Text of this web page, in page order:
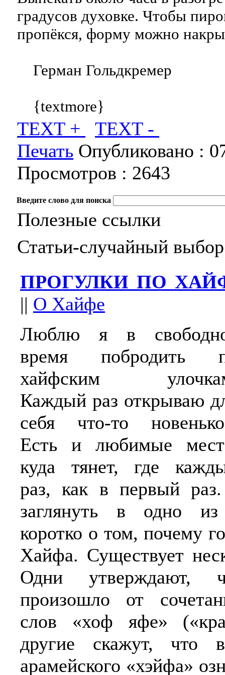
градусов духовке. Чтобы
пропёкся, форму можно
Герман Гольдкремер
{textmore}
TEXT +
TEXT -
Печать Опубликовано :
Просмотров : 2643
Введите слово для поиска
Полезные ссылки
Статьи-случайный выбор
ПРОГУЛКИ ПО
|| О Хайфе
Люблю я в
время побродить
хайфским
Каждый раз открываю
себя что-то
Есть и любимые
куда тянет, где
раз, как в первый
заглянуть в одно
коротко о том, почему
Хайфа. Существует
Одни утверждают,
произошло от
слов «хоф яфе»
другие скажут, что
арамейского «хэйфа»